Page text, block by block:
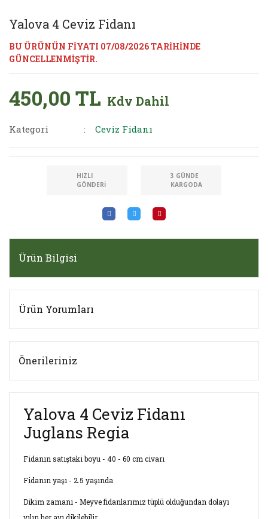
Yalova 4 Ceviz Fidanı
BU ÜRÜNÜN FİYATI 07/08/2026 TARİHİNDE
GÜNCELLENMİŞTİR.
450,00 TL Kdv Dahil
Kategori Ceviz Fidanı
HIZLI
GÖNDERI
3 GÜNDE
KARGODA
Ürün Bilgisi
Ürün Yorumları
Önerileriniz
Yalova 4 Ceviz Fidanı
Juglans Regia
Fidanın satıştaki boyu - 40 - 60 cm civarı
Fidanın yaşı - 2.5 yaşında
Dikim zamanı - Meyve fidanlarımız tüplü olduğundan dolayı